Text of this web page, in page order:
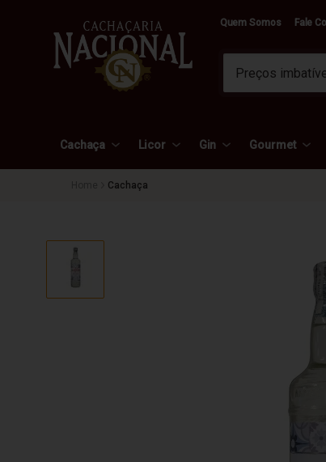
Quem Somos Fale
Cachaça Licor Gin Gourmet
Cachaça